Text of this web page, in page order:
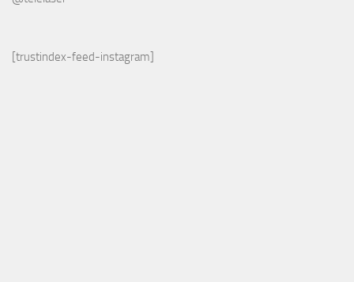
[trustindex-feed-instagram]